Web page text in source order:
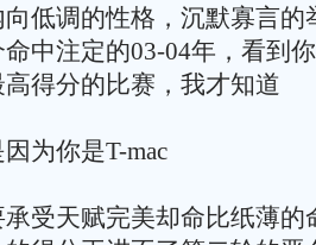
低调的性格，沉默寡言的
中注定的03-04年，看到
得分的比赛，我才知道
为你是T-mac
天赋完美却命比纸薄的